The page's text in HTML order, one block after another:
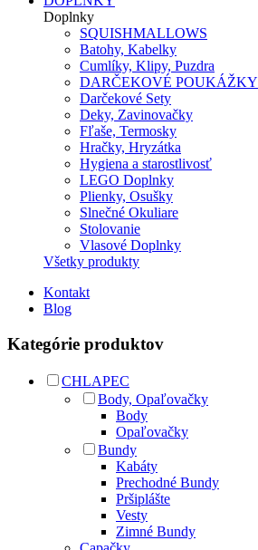
Doplnky
SQUISHMALLOWS
Batohy, Kabelky
Cumlíky, Klipy, Puzdra
DARČEKOVÉ POUKÁŽKY
Darčekové Sety
Deky, Zavinovačky
Fľaše, Termosky
Hračky, Hryzátka
Hygiena a starostlivosť
LEGO Doplnky
Plienky, Osušky
Slnečné Okuliare
Stolovanie
Vlasové Doplnky
Všetky produkty
Kontakt
Blog
Kategórie produktov
CHLAPEC
Body, Opaľovačky
Body
Opaľovačky
Bundy
Kabáty
Prechodné Bundy
Pršiplášte
Vesty
Zimné Bundy